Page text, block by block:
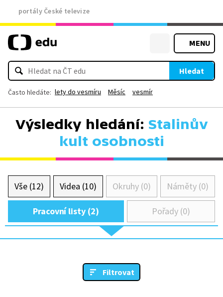
portály České televize
MENU
Hledat
Často hledáte: lety do vesmíru Měsíc vesmír
Výsledky hledání: Stalinův
kult osobnosti
Vše (12) Videa (10) Okruhy (0) Náměty (0)
Pracovní listy (2) Pořady (0)
Filtrovat